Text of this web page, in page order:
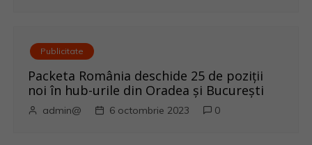
Publicitate
Packeta România deschide 25 de poziții
noi în hub-urile din Oradea și București
admin@ 6 octombrie 2023 0